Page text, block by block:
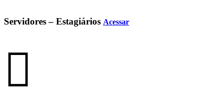
Servidores – Estagiários Acessar